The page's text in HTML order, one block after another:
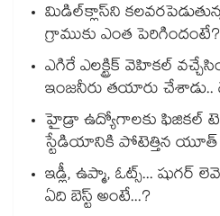
మిడిల్‌క్లాస్‌ని
గ్రాముకు ఎంత పెరిగిందంటే?
ఎగిరే ఎలక్ట్రిక్ వెహికల్
ఇంజనీరు తయారు చేశాడు..
హైడ్రా ఉద్యోగాలకు ఫిజికల్
స్టేడియానికి పోటెత్తిన యూత్
ఇడ్లీ, ఉప్మా, ఓట్స్... షుగర్
ఏది బెస్ట్ అంటే...?